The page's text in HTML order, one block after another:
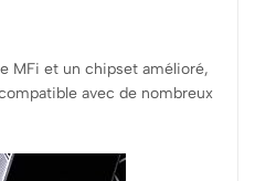
MFi et un chipset amélioré,
avec de nombreux